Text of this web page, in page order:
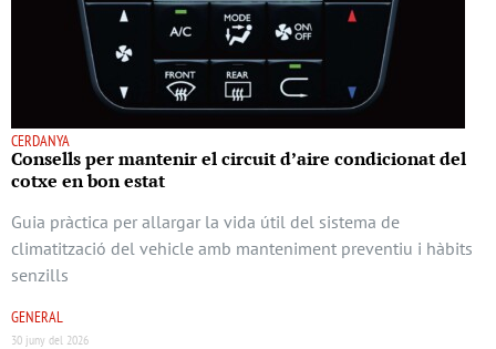
CERDANYA
Consells per mantenir el circuit d’aire condicionat del
cotxe en bon estat
Guia pràctica per allargar la vida útil del sistema de
climatització del vehicle amb manteniment preventiu i hàbits
senzills
GENERAL
30 juny del 2026